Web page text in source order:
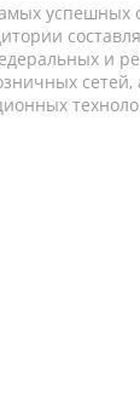
успешных
и
сетей,